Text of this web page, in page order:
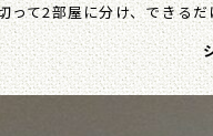
って2部屋に分け、できる